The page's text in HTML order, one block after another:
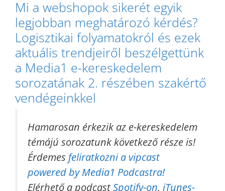
Mi a webshopok sikerét egyik
legjobban meghatározó kérdés?
Logisztikai folyamatokról és ezek
aktuális trendjeiről beszélgettünk
a Media1 e-kereskedelem
sorozatának 2. részében szakértő
vendégeinkkel
Hamarosan érkezik az e-kereskedelem
témájú sorozatunk következő része is!
Érdemes feliratkozni a vipcast
powered by Media1 Podcastra!
Elérhető a podcastSpotify-on, iTunes-